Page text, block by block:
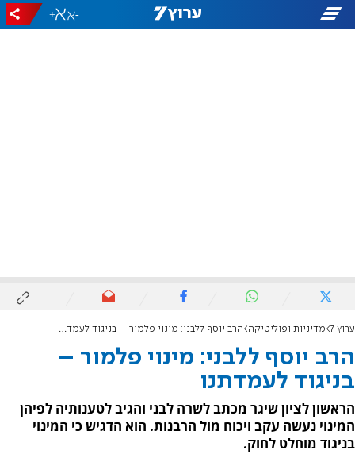
-
+
ערוץ 7 מדיניות ופוליטיקה הרב יוסף ללבני: מינוי פלמור – בניגוד לעמדתנו
הרב יוסף ללבני: מינוי פלמור –
בניגוד לעמדתנו
הראשון לציון שיגר מכתב לשרה לבני והגיב לטענותיה לפיהן
המינוי נעשה עקב ויכוח מול הרבנות. הוא הדגיש כי המינוי
בניגוד מוחלט לחוק.